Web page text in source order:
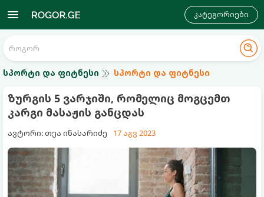
კატეგორიები
სპორტი და ფიტნესი სპორტი და ფიტნესი
ზურგის 5 ვარჯიში, რომელიც მოგცემთ
კარგი მასაჟის განცდას
ავტორი: თეა ინასარიძე 17 აგვ 2023